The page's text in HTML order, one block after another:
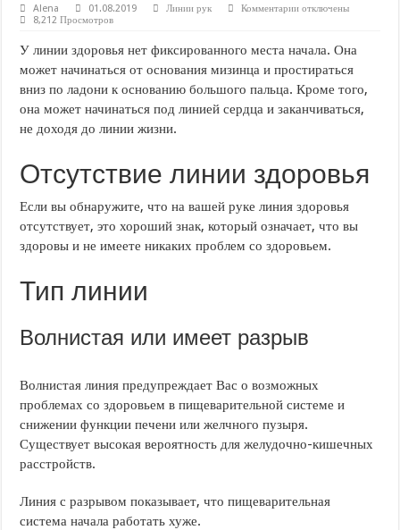
Alena 01.08.2019 Линии рук Комментариик
значение
отключены
8,212 Просмотров
У линии здоровья нет фиксированного места начала. Она
может начинаться от основания мизинца и простираться
вниз по ладони к основанию большого пальца. Кроме того,
она может начинаться под линией сердца и заканчиваться,
не доходя до линии жизни.
Отсутствие линии здоровья
Если вы обнаружите, что на вашей руке линия здоровья
отсутствует, это хороший знак, который означает, что вы
здоровы и не имеете никаких проблем со здоровьем.
Тип линии
Волнистая или имеет разрыв
Волнистая линия предупреждает Вас о возможных
проблемах со здоровьем в пищеварительной системе и
снижении функции печени или желчного пузыря.
Существует высокая вероятность для желудочно-кишечных
расстройств.
Линия с разрывом показывает, что пищеварительная
система начала работать хуже.